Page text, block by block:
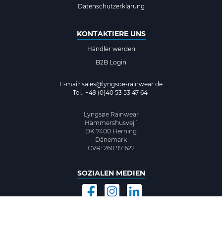
Datenschutzerklärung
KONTAKTIERE UNS
Händler werden
B2B Login
E-mail: sales@lyngsoe-rainwear.de
Tel.: +49 (0)40 53 53 47 64
Lyngsøe Rainwear
Hammershusvej 1
DK 7400 Herning
Dänemark
CVR: 260 97 622
SOZIALEN MEDIEN